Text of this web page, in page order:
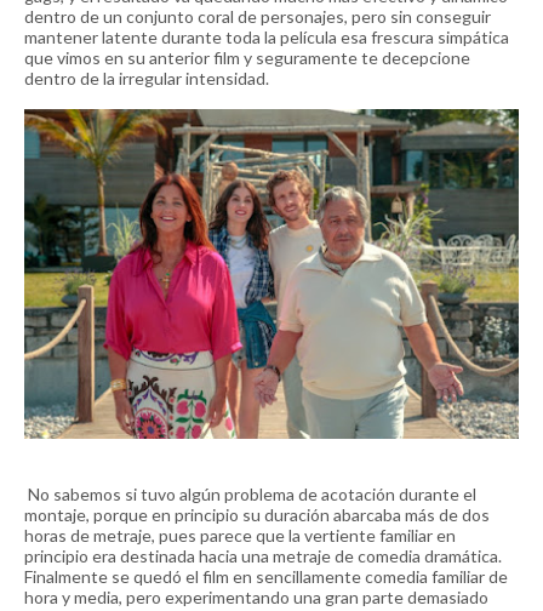
dentro de un conjunto coral de personajes, pero sin conseguir
mantener latente durante toda la película esa frescura simpática
que vimos en su anterior film y seguramente te decepcione
dentro de la irregular intensidad.
No sabemos si tuvo algún problema de acotación durante el
montaje, porque en principio su duración abarcaba más de dos
horas de metraje, pues parece que la vertiente familiar en
principio era destinada hacia una metraje de comedia dramática.
Finalmente se quedó el film en sencillamente comedia familiar de
hora y media, pero experimentando una gran parte demasiado